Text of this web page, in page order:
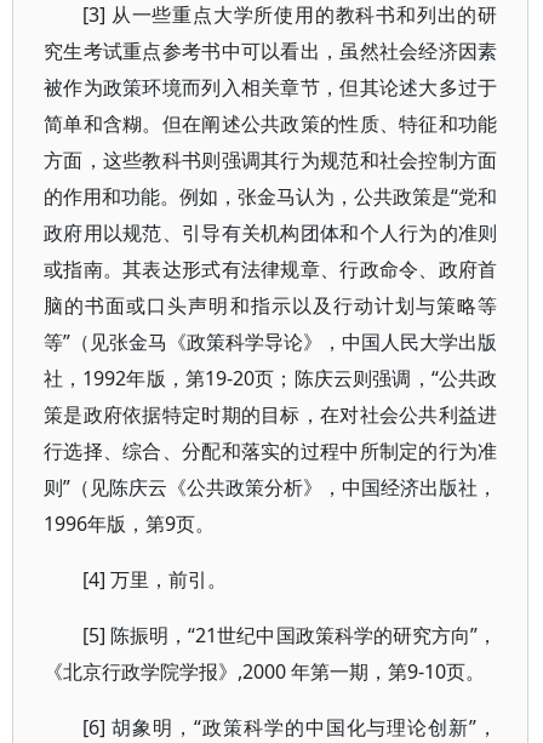
[3] 从一些重点大学所使用的教科书和列出的研
究生考试重点参考书中可以看出，虽然社会经济因素
被作为政策环境而列入相关章节，但其论述大多过于
简单和含糊。但在阐述公共政策的性质、特征和功能
方面，这些教科书则强调其行为规范和社会控制方面
的作用和功能。例如，张金马认为，公共政策是“党和
政府用以规范、引导有关机构团体和个人行为的准则
或指南。其表达形式有法律规章、行政命令、政府首
脑的书面或口头声明和指示以及行动计划与策略等
等”（见张金马《政策科学导论》，中国人民大学出版
社，1992年版，第19-20页；陈庆云则强调，“公共政
策是政府依据特定时期的目标，在对社会公共利益进
行选择、综合、分配和落实的过程中所制定的行为准
则”（见陈庆云《公共政策分析》，中国经济出版社，
1996年版，第9页。
[4] 万里，前引。
[5] 陈振明，“21世纪中国政策科学的研究方向”，
《北京行政学院学报》,2000 年第一期，第9-10页。
[6] 胡象明，“政策科学的中国化与理论创新”，